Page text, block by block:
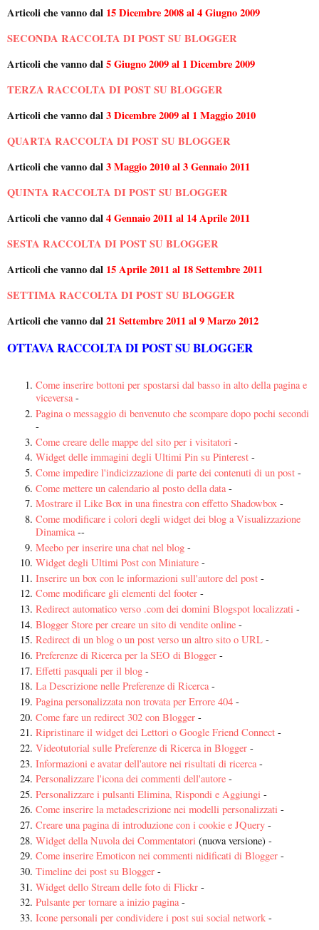
Articoli che vanno dal 15 Dicembre 2008 al 4 Giugno 2009
SECONDA RACCOLTA DI POST SU BLOGGER
Articoli che vanno dal5 Giugno 2009 al 1 Dicembre 2009
TERZA RACCOLTA DI POST SU BLOGGER
Articoli che vanno dal3 Dicembre 2009 al 1 Maggio 2010
QUARTA RACCOLTA DI POST SU BLOGGER
Articoli che vanno dal3 Maggio 2010 al 3 Gennaio 2011
QUINTA RACCOLTA DI POST SU BLOGGER
Articoli che vanno dal4 Gennaio 2011 al 14 Aprile 2011
SESTA RACCOLTA DI POST SU BLOGGER
Articoli che vanno dal 15 Aprile 2011 al 18 Settembre 2011
SETTIMA RACCOLTA DI POST SU BLOGGER
Articoli che vanno dal21 Settembre 2011 al 9 Marzo 2012
OTTAVA RACCOLTA DI POST SU BLOGGER
Come inserire bottoni per spostarsi dal basso in alto della pagina e
viceversa-
Pagina o messaggio di benvenuto che scompare dopo pochi secondi
-
Come creare delle mappe del sito per i visitatori -
Widget delle immagini degli Ultimi Pin su Pinterest -
Come impedire l'indicizzazione di parte dei contenuti di un post -
Come mettere un calendario al posto della data -
Mostrare il Like Box in una finestra con effetto Shadowbox -
Come modificare i colori degli widget dei blog a Visualizzazione
Dinamica--
Meebo per inserire una chat nel blog -
Widget degli Ultimi Post con Miniature -
Inserire un box con le informazioni sull'autore del post -
Come modificare gli elementi del footer -
Redirect automatico verso .com dei domini Blogspot localizzati -
Blogger Store per creare un sito di vendite online -
Redirect di un blog o un post verso un altro sito o URL -
Preferenze di Ricerca per la SEO di Blogger -
Effetti pasquali per il blog -
La Descrizione nelle Preferenze di Ricerca-
Pagina personalizzata non trovata per Errore 404 -
Come fare un redirect 302 con Blogger -
Ripristinare il widget dei Lettori o Google Friend Connect -
Videotutorial sulle Preferenze di Ricerca in Blogger -
Informazioni e avatar dell'autore nei risultati di ricerca -
Personalizzare l'icona dei commenti dell'autore -
Personalizzare i pulsanti Elimina, Rispondi e Aggiungi -
Come inserire la metadescrizione nei modelli personalizzati -
Creare una pagina di introduzione con i cookie e JQuery -
Widget della Nuvola dei Commentatori (nuova versione) -
Come inserire Emoticon nei commenti nidificati di Blogger -
Timeline dei post su Blogger -
Widget dello Stream delle foto di Flickr -
Pulsante per tornare a inizio pagina-
Icone personali per condividere i post sui social network -